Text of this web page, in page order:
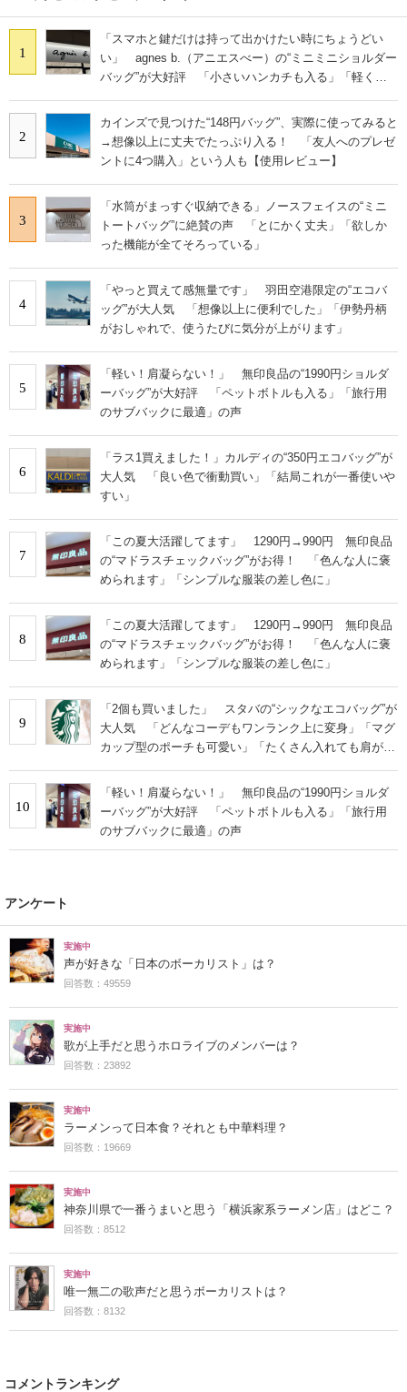
1
「スマホと鍵だけは持って出かけたい時にちょうどい
い」 agnes b.（アニエスべー）の“ミニミニショルダー
バッグ”が大好評 「小さいハンカチも入る」「軽くて
2
カインズで見つけた“148円バッグ”、実際に使ってみると
→想像以上に丈夫でたっぷり入る！ 「友人へのプレゼ
ントに4つ購入」という人も【使用レビュー】
3
「水筒がまっすぐ収納できる」ノースフェイスの“ミニ
トートバッグ”に絶賛の声 「とにかく丈夫」「欲しか
った機能が全てそろっている」
4
「やっと買えて感無量です」 羽田空港限定の“エコバ
ッグ”が大人気 「想像以上に便利でした」「伊勢丹柄
がおしゃれで、使うたびに気分が上がります」
5
「軽い！肩凝らない！」 無印良品の“1990円ショルダ
ーバッグ”が大好評 「ペットボトルも入る」「旅行用
のサブバックに最適」の声
6
「ラス1買えました！」カルディの“350円エコバッグ”が
大人気 「良い色で衝動買い」「結局これが一番使いや
すい」
7
「この夏大活躍してます」 1290円→990円 無印良品
の“マドラスチェックバッグ”がお得！ 「色んな人に褒
められます」「シンプルな服装の差し色に」
8
「この夏大活躍してます」 1290円→990円 無印良品
の“マドラスチェックバッグ”がお得！ 「色んな人に褒
められます」「シンプルな服装の差し色に」
9
「2個も買いました」 スタバの“シックなエコバッグ”が
大人気 「どんなコーデもワンランク上に変身」「マグ
カップ型のポーチも可愛い」「たくさん入れても肩が痛
10
「軽い！肩凝らない！」 無印良品の“1990円ショルダ
ーバッグ”が大好評 「ペットボトルも入る」「旅行用
のサブバックに最適」の声
アンケート
実施中
声が好きな「日本のボーカリスト」は？
回答数：49559
実施中
歌が上手だと思うホロライブのメンバーは？
回答数：23892
実施中
ラーメンって日本食？それとも中華料理？
回答数：19669
実施中
神奈川県で一番うまいと思う「横浜家系ラーメン店」はどこ？
回答数：8512
実施中
唯一無二の歌声だと思うボーカリストは？
回答数：8132
コメントランキング